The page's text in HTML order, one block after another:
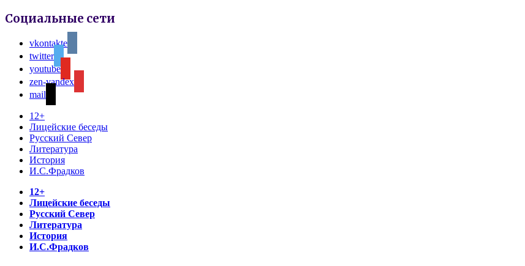
Социальные сети
vkontakte
twitter
youtube
zen-yandex
mail
12+
Лицейские беседы
Русский Север
Литература
История
И.С.Фрадков
12+
Лицейские беседы
Русский Север
Литература
История
И.С.Фрадков